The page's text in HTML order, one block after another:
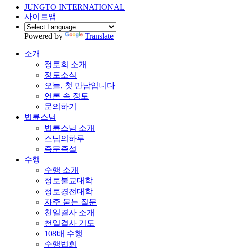
JUNGTO INTERNATIONAL
사이트맵
Powered by Translate
소개
정토회 소개
정토소식
오늘, 첫 만남입니다
언론 속 정토
문의하기
법륜스님
법륜스님 소개
스님의하루
즉문즉설
수행
수행 소개
정토불교대학
정토경전대학
자주 묻는 질문
천일결사 소개
천일결사 기도
108배 수행
수행법회